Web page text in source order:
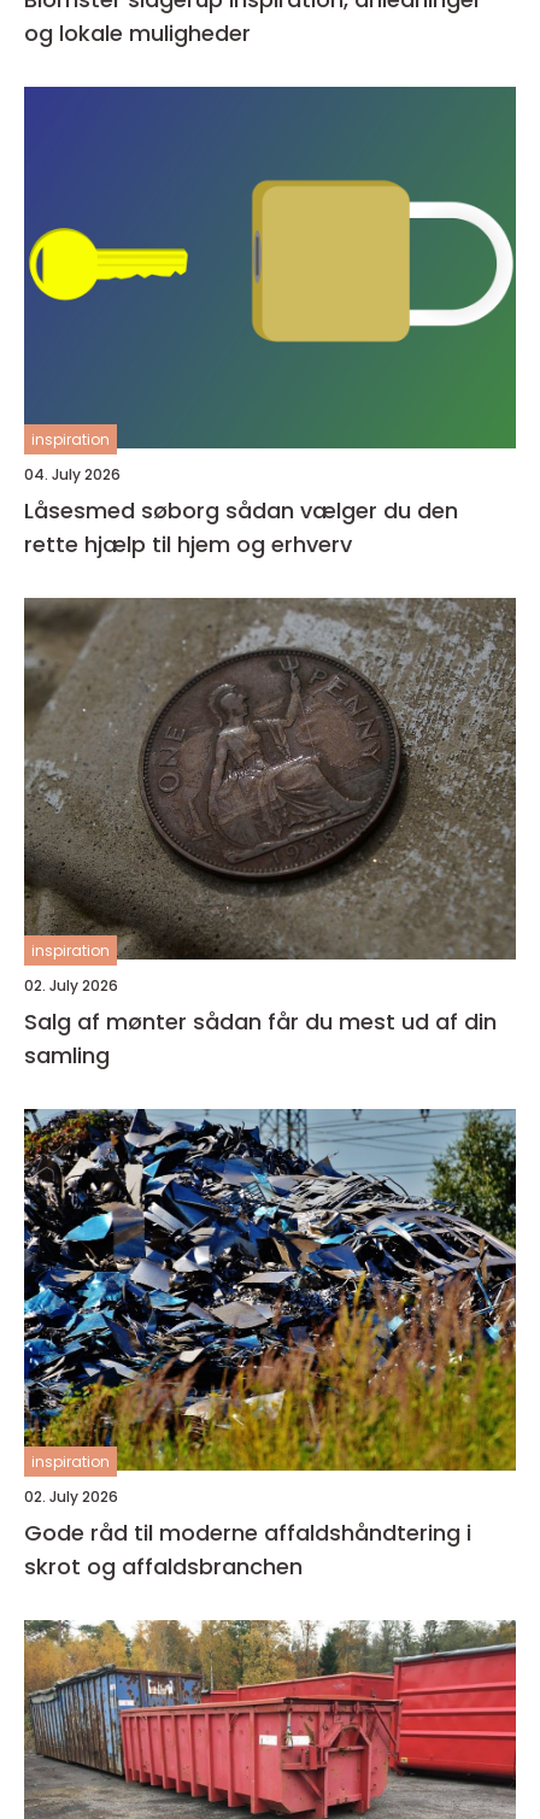
og lokale muligheder
inspiration
04. July 2026
Låsesmed søborg sådan vælger du den
rette hjælp til hjem og erhverv
inspiration
02. July 2026
Salg af mønter sådan får du mest ud af din
samling
inspiration
02. July 2026
Gode råd til moderne affaldshåndtering i
skrot og affaldsbranchen